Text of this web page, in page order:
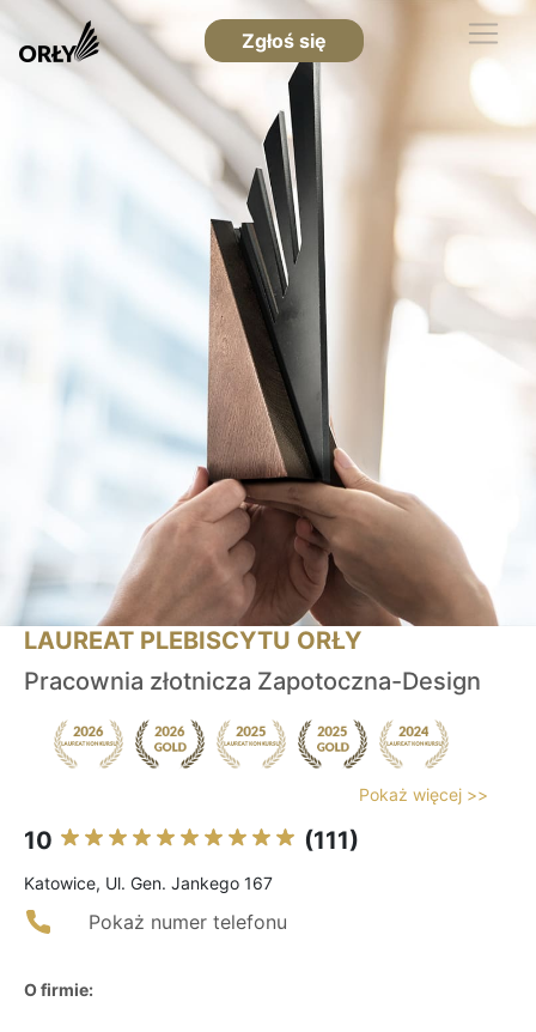
Zgłoś się
LAUREAT PLEBISCYTU ORŁY
Pracownia złotnicza Zapotoczna-Design
Pokaż więcej >>
10 (111)
Katowice, Ul. Gen. Jankego 167
Pokaż numer telefonu
O firmie: